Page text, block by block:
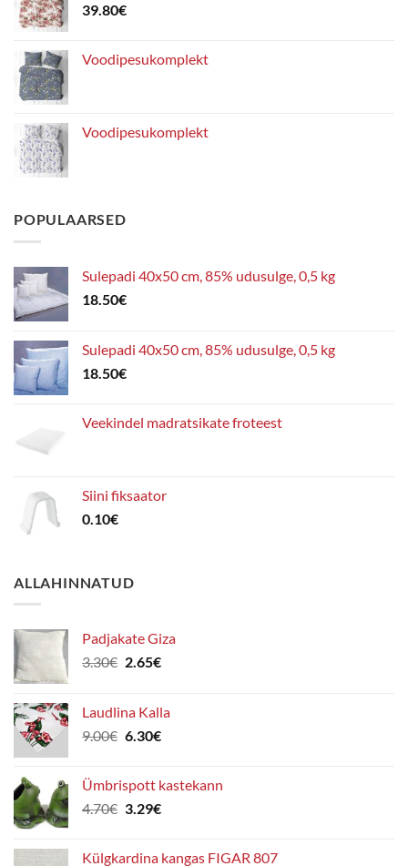
39.80€
Voodipesukomplekt
Voodipesukomplekt
POPULAARSED
Sulepadi 40x50 cm, 85% udusulge, 0,5 kg
18.50€
Sulepadi 40x50 cm, 85% udusulge, 0,5 kg
18.50€
Veekindel madratsikate froteest
Siini fiksaator
0.10€
ALLAHINNATUD
Padjakate Giza
3.30€ Algne
3.30€.
2.65€Praegune
2.65€.
Laudlina Kalla
9.00€ Algne
9.00€.
6.30€Praegune
6.30€.
Ümbrispott kastekann
4.70€ Algne
3.29€Praegune
Külgkardina kangas FIGAR 807